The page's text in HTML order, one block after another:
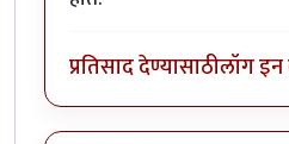
प्रतिसाद देण्यासाठीलॉग इन